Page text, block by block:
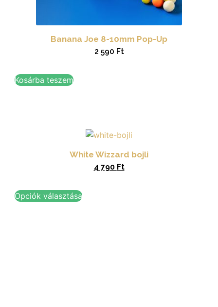
Banana Joe 8-10mm Pop-Up
2 590 Ft
Kosárba teszem
White Wizzard bojli
4 790 Ft
Opciók választása